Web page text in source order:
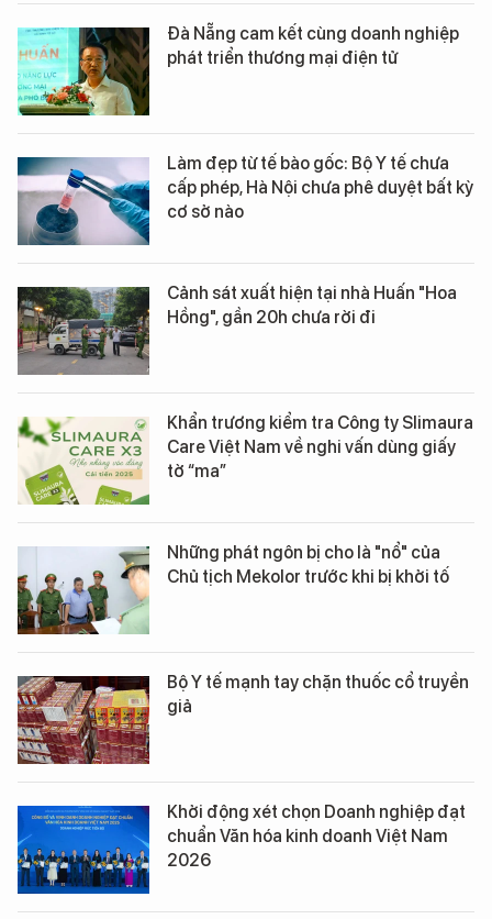
Đà Nẵng cam kết cùng doanh nghiệp
phát triển thương mại điện tử
Làm đẹp từ tế bào gốc: Bộ Y tế chưa
cấp phép, Hà Nội chưa phê duyệt bất kỳ
cơ sở nào
Cảnh sát xuất hiện tại nhà Huấn "Hoa
Hồng", gần 20h chưa rời đi
Khẩn trương kiểm tra Công ty Slimaura
Care Việt Nam về nghi vấn dùng giấy
tờ “ma”
Những phát ngôn bị cho là "nổ" của
Chủ tịch Mekolor trước khi bị khởi tố
Bộ Y tế mạnh tay chặn thuốc cổ truyền
giả
Khởi động xét chọn Doanh nghiệp đạt
chuẩn Văn hóa kinh doanh Việt Nam
2026